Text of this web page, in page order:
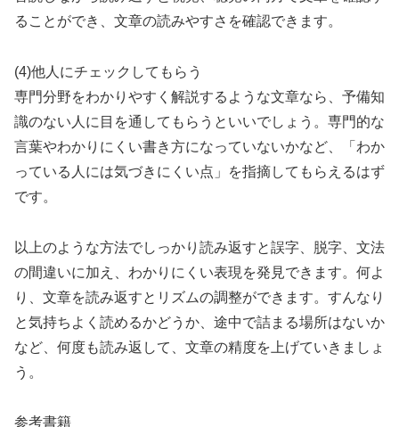
ることができ、文章の読みやすさを確認できます。
(4)他人にチェックしてもらう
専門分野をわかりやすく解説するような文章なら、予備知
識のない人に目を通してもらうといいでしょう。専門的な
言葉やわかりにくい書き方になっていないかなど、「わか
っている人には気づきにくい点」を指摘してもらえるはず
です。
以上のような方法でしっかり読み返すと誤字、脱字、文法
の間違いに加え、わかりにくい表現を発見できます。何よ
り、文章を読み返すとリズムの調整ができます。すんなり
と気持ちよく読めるかどうか、途中で詰まる場所はないか
など、何度も読み返して、文章の精度を上げていきましょ
う。
参考書籍